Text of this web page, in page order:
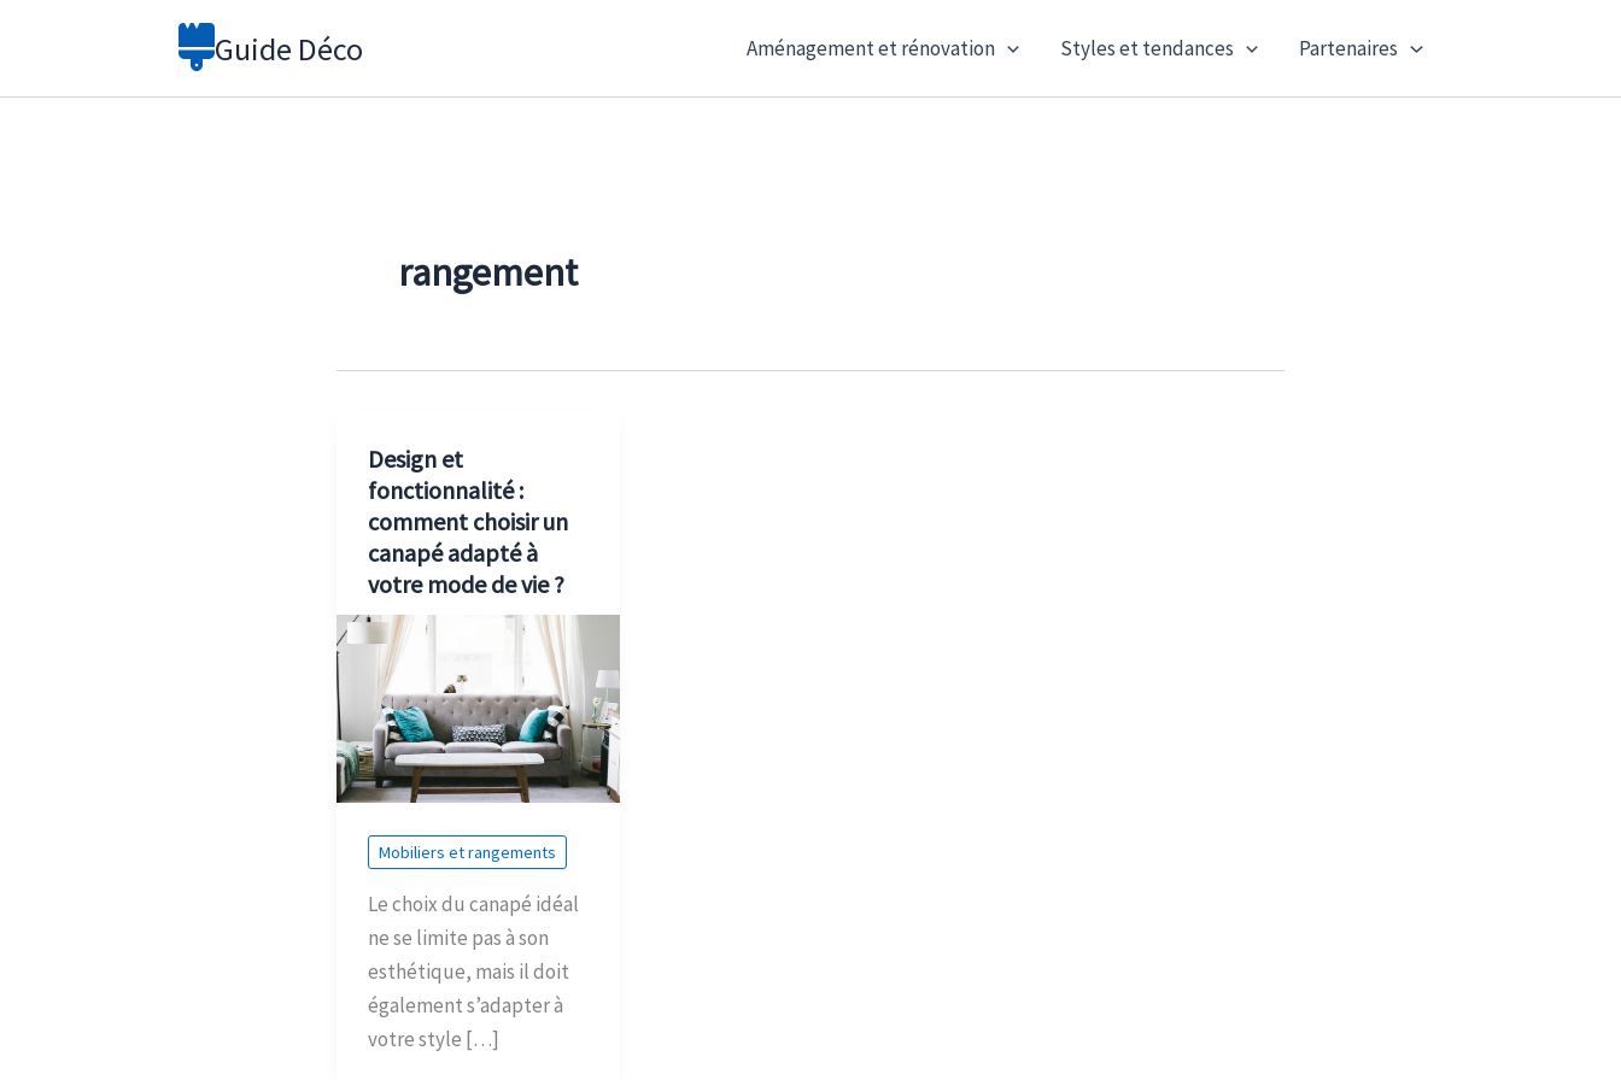
Guide Déco Aménagement et rénovation Styles et tendances Partenaires
rangement
Design et
fonctionnalité :
comment choisir un
canapé adapté à
votre mode de vie ?
Mobiliers et rangements
Le choix du canapé idéal
ne se limite pas à son
esthétique, mais il doit
également s’adapter à
votre style […]